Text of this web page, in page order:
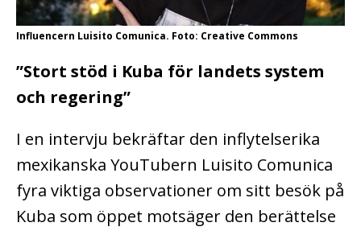
Influencern Luisito Comunica. Foto: Creative Commons
”Stort stöd i Kuba för landets system
och regering”
I en intervju bekräftar den inflytelserika
mexikanska YouTubern Luisito Comunica
fyra viktiga observationer om sitt besök på
Kuba som öppet motsäger den berättelse